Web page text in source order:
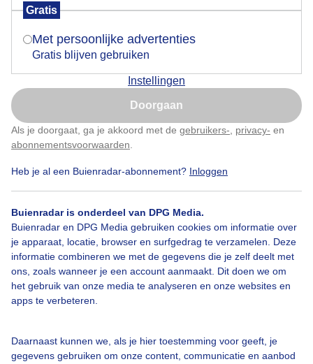
Gratis
Met persoonlijke advertenties
Gratis blijven gebruiken
Instellingen
Doorgaan
Als je doorgaat, ga je akkoord met de gebruikers- privacy- en
abonnementsvoorwaarden
Heb je al een Buienradar-abonnement? Inloggen
Buienradar is onderdeel van DPG Media.
Buienradar en DPG Media gebruiken cookies om informatie over
je apparaat, locatie, browser en surfgedrag te verzamelen. Deze
informatie combineren we met de gegevens die je zelf deelt met
ons, zoals wanneer je een account aanmaakt. Dit doen we om
het gebruik van onze media te analyseren en onze websites en
apps te verbeteren.
Daarnaast kunnen we, als je hier toestemming voor geeft, je
gegevens gebruiken om onze content, communicatie en aanbod
Door: Tim Zijlstra Gemaakt: 09-06-2026, 63x bekeken
Bekijk slideshow
Is goed, toon de popup
Nu niet, misschien later
Klik hierom dit aan te passen